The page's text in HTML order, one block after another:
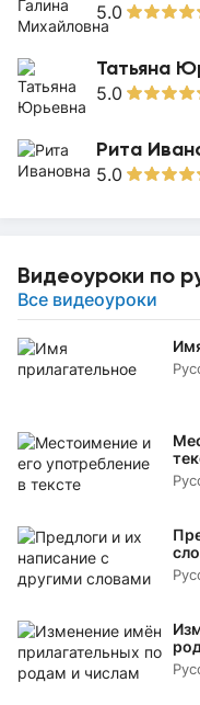
5.0
Татьяна
5.0
Рита
5.0
Видеоуроки по
Все видеоуроки